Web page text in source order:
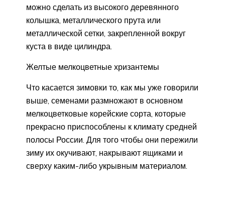
можно сделать из высокого деревянного
колышка, металлического прута или
металлической сетки, закрепленной вокруг
куста в виде цилиндра.
Желтые мелкоцветные хризантемы
Что касается зимовки то, как мы уже говорили
выше, семенами размножают в основном
мелкоцветковые корейские сорта, которые
прекрасно приспособлены к климату средней
полосы России. Для того чтобы они пережили
зиму их окучивают, накрывают ящиками и
сверху каким-либо укрывным материалом.